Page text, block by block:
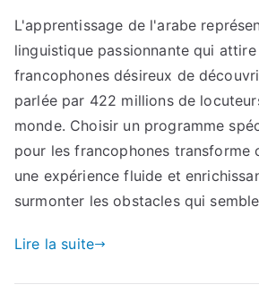
L'apprentissage de l'arabe
linguistique passionnante qui
francophones désireux de
parlée par 422 millions de
monde. Choisir un programme
pour les francophones transforme
une expérience fluide et
surmonter les obstacles qui
Lire la suite